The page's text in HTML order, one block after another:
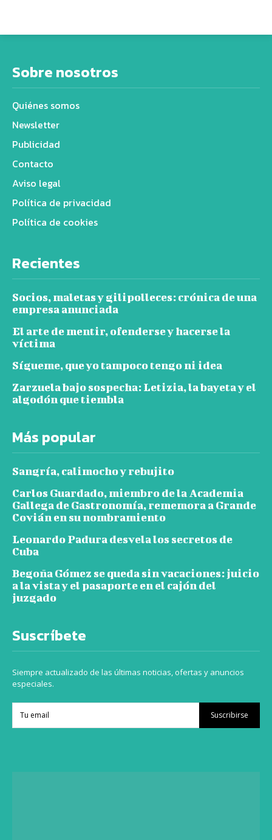
Sobre nosotros
Quiénes somos
Newsletter
Publicidad
Contacto
Aviso legal
Política de privacidad
Política de cookies
Recientes
Socios, maletas y gilipolleces: crónica de una
empresa anunciada
El arte de mentir, ofenderse y hacerse la
víctima
Sígueme, que yo tampoco tengo ni idea
Zarzuela bajo sospecha: Letizia, la bayeta y el
algodón que tiembla
Más popular
Sangría, calimocho y rebujito
Carlos Guardado, miembro de la Academia
Gallega de Gastronomía, rememora a Grande
Covián en su nombramiento
Leonardo Padura desvela los secretos de
Cuba
Begoña Gómez se queda sin vacaciones: juicio
a la vista y el pasaporte en el cajón del
juzgado
Suscríbete
Siempre actualizado de las últimas noticias, ofertas y anuncios
especiales.
Suscribirse